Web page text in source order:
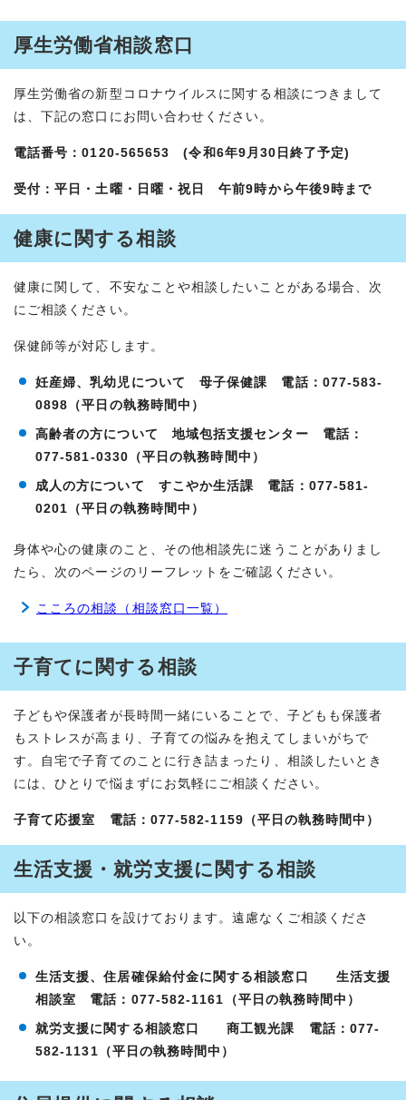
厚生労働省相談窓口
厚生労働省の新型コロナウイルスに関する相談につきまして
は、下記の窓口にお問い合わせください。
電話番号：0120-565653 (令和6年9月30日終了予定)
受付：平日・土曜・日曜・祝日 午前9時から午後9時まで
健康に関する相談
健康に関して、不安なことや相談したいことがある場合、次
にご相談ください。
保健師等が対応します。
妊産婦、乳幼児について 母子保健課 電話：077-583-
0898（平日の執務時間中）
高齢者の方について 地域包括支援センター 電話：
077-581-0330（平日の執務時間中）
成人の方について すこやか生活課 電話：077-581-
0201（平日の執務時間中）
身体や心の健康のこと、その他相談先に迷うことがありまし
たら、次のページのリーフレットをご確認ください。
こころの相談（相談窓口一覧）
子育てに関する相談
子どもや保護者が長時間一緒にいることで、子どもも保護者
もストレスが高まり、子育ての悩みを抱えてしまいがちで
す。自宅で子育てのことに行き詰まったり、相談したいとき
には、ひとりで悩まずにお気軽にご相談ください。
子育て応援室 電話：077-582-1159（平日の執務時間中）
生活支援・就労支援に関する相談
以下の相談窓口を設けております。遠慮なくご相談くださ
い。
生活支援、住居確保給付金に関する相談窓口
生活支援
相談室 電話：077-582-1161（平日の執務時間中）
就労支援に関する相談窓口
商工観光課 電話：077-
582-1131（平日の執務時間中）